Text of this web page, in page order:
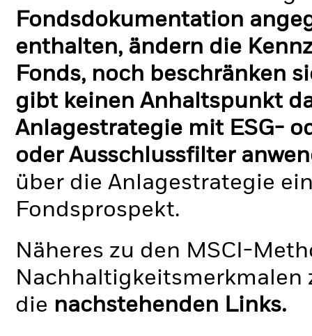
Fondsdokumentation
enthalten, ändern die
Fonds, noch beschränken
gibt keinen Anhaltspunkt
Anlagestrategie mit ESG-
oder Ausschlussfilter
über die Anlagestrategie
Fondsprospekt.
Näheres zu den MSCI-
Nachhaltigkeitsmerkmalen
die nachstehenden Links.